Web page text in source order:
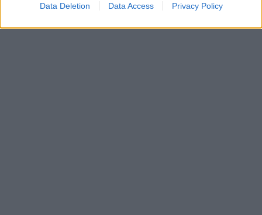
Data Deletion Data Access Privacy Policy